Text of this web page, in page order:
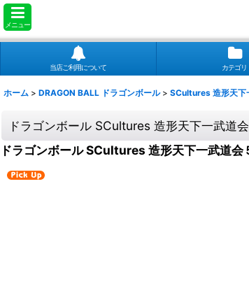
メニュー
当店ご利用について カテゴリ
ホーム > DRAGON BALL ドラゴンボール > SCultures 造形天下
ドラゴンボール SCultures 造形天下一武道
ドラゴンボール SCultures 造形天下一武道会